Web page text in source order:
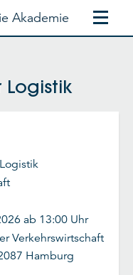
Akademie
Logistik
ab 13:00 Uhr
Verkehrswirtschaft
Hamburg